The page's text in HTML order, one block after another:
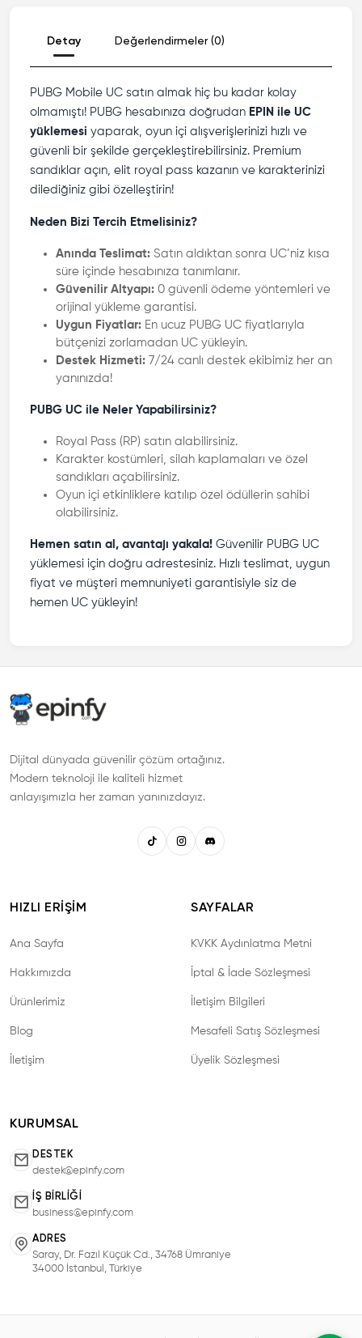
Detay Değerlendirmeler (0)
PUBG Mobile UC satın almak hiç bu kadar kolay
olmamıştı! PUBG hesabınıza doğrudan EPIN ile UC
yüklemesi yaparak, oyun içi alışverişlerinizi hızlı ve
güvenli bir şekilde gerçekleştirebilirsiniz. Premium
sandıklar açın, elit royal pass kazanın ve karakterinizi
dilediğiniz gibi özelleştirin!
Neden Bizi Tercih Etmelisiniz?
Anında Teslimat: Satın aldıktan sonra UC’niz kısa
süre içinde hesabınıza tanımlanır.
Güvenilir Altyapı: 0 güvenli ödeme yöntemleri ve
orijinal yükleme garantisi.
Uygun Fiyatlar: En ucuz PUBG UC fiyatlarıyla
bütçenizi zorlamadan UC yükleyin.
Destek Hizmeti: 7/24 canlı destek ekibimiz her an
yanınızda!
PUBG UC ile Neler Yapabilirsiniz?
Royal Pass (RP) satın alabilirsiniz.
Karakter kostümleri, silah kaplamaları ve özel
sandıkları açabilirsiniz.
Oyun içi etkinliklere katılıp özel ödüllerin sahibi
olabilirsiniz.
Hemen satın al, avantajı yakala! Güvenilir PUBG UC
yüklemesi için doğru adrestesiniz. Hızlı teslimat, uygun
fiyat ve müşteri memnuniyeti garantisiyle siz de
hemen UC yükleyin!
Dijital dünyada güvenilir çözüm ortağınız.
Modern teknoloji ile kaliteli hizmet
anlayışımızla her zaman yanınızdayız.
HIZLI ERIŞIM
Ana Sayfa
Hakkımızda
Ürünlerimiz
Blog
İletişim
SAYFALAR
KVKK Aydınlatma Metni
İptal & İade Sözleşmesi
İletişim Bilgileri
Mesafeli Satış Sözleşmesi
Üyelik Sözleşmesi
KURUMSAL
DESTEK
destek@epinfy.com
İŞ BIRLIĞI
business@epinfy.com
ADRES
Saray, Dr. Fazıl Küçük Cd., 34768 Ümraniye
34000 İstanbul, Türkiye